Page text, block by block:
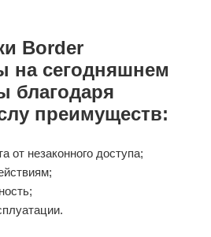
Border
на сегодняшнем
благодаря
преимуществ:
от незаконного доступа;